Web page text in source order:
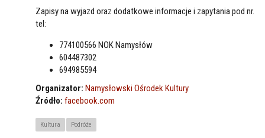
Zapisy na wyjazd oraz dodatkowe informacje i zapytania pod nr.
tel:
774100566 NOK Namysłów
604487302
694985594
Organizator: Namysłowski Ośrodek Kultury
Źródło: facebook.com
Kultura Podróże